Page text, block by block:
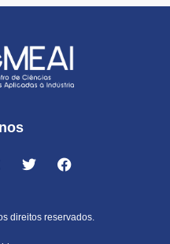
direitos reservados.